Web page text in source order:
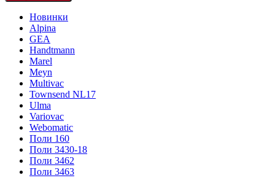
Новинки
Alpina
GEA
Handtmann
Marel
Meyn
Multivac
Townsend NL17
Ulma
Variovac
Webomatic
Поли 160
Поли 3430-18
Поли 3462
Поли 3463